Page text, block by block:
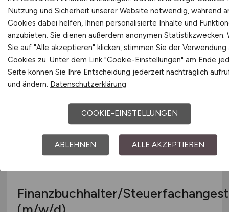
Controller(m/w/d)
Hays
13.07.2026
Düsseldorf
Finanzbuchhalter/
Nutzung und Sicherheit unserer Website notwendig, während
Cookies dabei helfen, Ihnen personalisierte Inhalte und
anzubieten. Sie dienen außerdem anonymen Statistikzwecken.
Sie auf "Alle akzeptieren" klicken, stimmen Sie der Verwendung
Cookies zu. Unter dem Link "Cookie-Einstellungen" am Ende
Seite können Sie Ihre Entscheidung jederzeit nachträglich
und ändern. Datenschutzerklärung
COOKIE-EINSTELLUNGEN
ABLEHNEN ALLE AKZEPTIEREN